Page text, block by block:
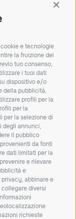
e tecnologie
la fruizione dei
tuo consenso,
i tuoi dati
dispositivo e/o
della pubblicità,
profili per la
per la
per la selezione di
degli annunci,
il pubblico
da fonti
dati limitati per la
e rilevare
e
abbinare e
diversi
richieste
e
policy
ISCRIVITI